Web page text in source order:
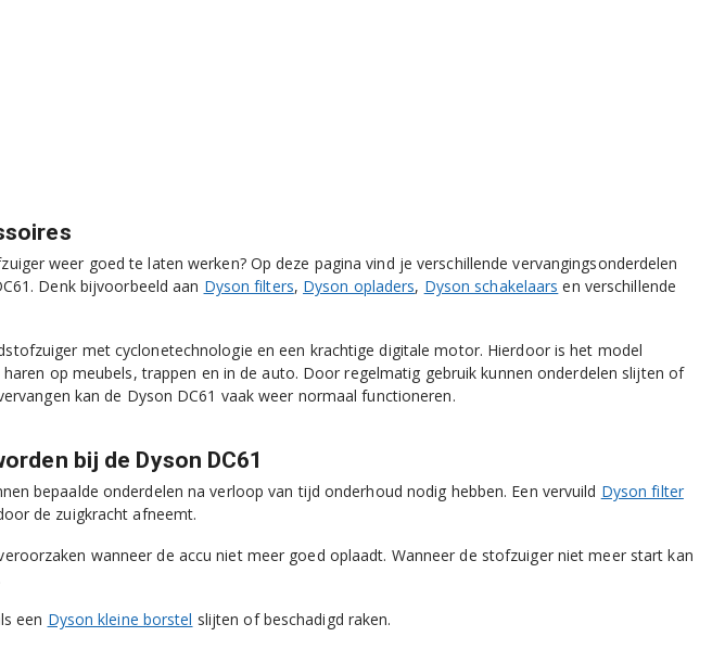
weer goed te laten werken? Op deze pagina vind je verschillende vervangingsonderdelen
Denk bijvoorbeeld aan Dyson filters, Dyson opladers, Dyson schakelaars en verschillende
met cyclonetechnologie en een krachtige digitale motor. Hierdoor is het model
op meubels, trappen en in de auto. Door regelmatig gebruik kunnen onderdelen slijten of
kan de Dyson DC61 vaak weer normaal functioneren.
bij de Dyson DC61
bepaalde onderdelen na verloop van tijd onderhoud nodig hebben. Een vervuild Dyson filter
de zuigkracht afneemt.
wanneer de accu niet meer goed oplaadt. Wanneer de stofzuiger niet meer start kan
een Dyson kleine borstel slijten of beschadigd raken.